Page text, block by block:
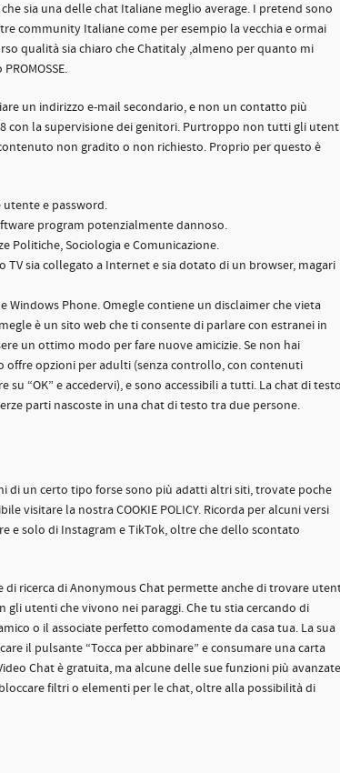
sia una delle chat Italiane meglio average. I pretend sono
community Italiane come per esempio la vecchia e ormai
qualità sia chiaro che Chatitaly ,almeno per quanto mi
un indirizzo e-mail secondario, e non un contatto più
con la supervisione dei genitori. Purtroppo non tutti gli
non gradito o non richiesto. Proprio per questo è
utente e password.
program potenzialmente dannoso.
Politiche, Sociologia e Comunicazione.
TV sia collegato a Internet e sia dotato di un browser, magari
Phone. Omegle contiene un disclaimer che vieta
è un sito web che ti consente di parlare con estranei in
un ottimo modo per fare nuove amicizie. Se non hai
offre opzioni per adulti (senza controllo, con contenuti
“OK” e accedervi), e sono accessibili a tutti. La chat di testo
parti nascoste in una chat di testo tra due persone.
di un certo tipo forse sono più adatti altri siti, trovate poche
visitare la nostra COOKIE POLICY. Ricorda per alcuni versi
e solo di Instagram e TikTok, oltre che dello scontato
ricerca di Anonymous Chat permette anche di trovare
utenti che vivono nei paraggi. Che tu stia cercando di
o il associate perfetto comodamente da casa tua. La sua
il pulsante “Tocca per abbinare” e consumare una carta
Chat è gratuita, ma alcune delle sue funzioni più avanzate
filtri o elementi per le chat, oltre alla possibilità di